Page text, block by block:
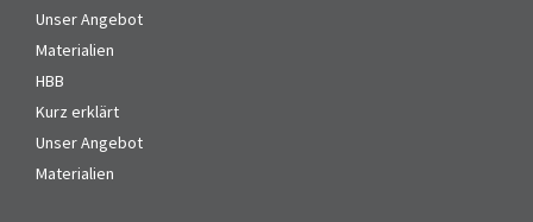
Unser Angebot
Materialien
HBB
Kurz erklärt
Unser Angebot
Materialien